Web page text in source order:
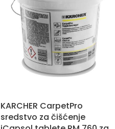
KARCHER CarpetPro
sredstvo za čišćenje